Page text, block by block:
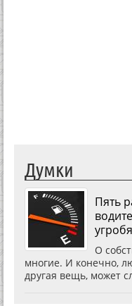
Думки
Пять
О
многие. И конечно,
другая вещь, может